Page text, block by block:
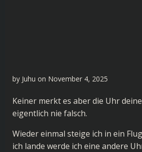
by Juhu on November 4, 2025
Keiner merkt es aber die Uhr
eigentlich nie falsch.
Wieder einmal steige ich in ein
ich lande werde ich eine andere